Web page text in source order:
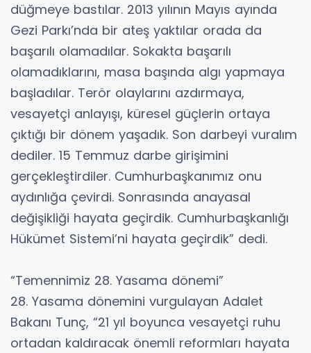
düğmeye bastılar. 2013 yılının Mayıs ayında
Gezi Parkı’nda bir ateş yaktılar orada da
başarılı olamadılar. Sokakta başarılı
olamadıklarını, masa başında algı yapmaya
başladılar. Terör olaylarını azdırmaya,
vesayetçi anlayışı, küresel güçlerin ortaya
çıktığı bir dönem yaşadık. Son darbeyi vuralım
dediler. 15 Temmuz darbe girişimini
gerçekleştirdiler. Cumhurbaşkanımız onu
aydınlığa çevirdi. Sonrasında anayasal
değişikliği hayata geçirdik. Cumhurbaşkanlığı
Hükümet Sistemi’ni hayata geçirdik” dedi.
“Temennimiz 28. Yasama dönemi”
28. Yasama dönemini vurgulayan Adalet
Bakanı Tunç, “21 yıl boyunca vesayetçi ruhu
ortadan kaldıracak önemli reformları hayata